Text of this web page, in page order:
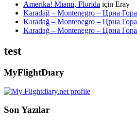
Amerika! Miami, Florida için Eray
Karadağ – Montenegro – Црна Гора
Karadağ – Montenegro – Црна Гора
Karadağ – Montenegro – Црна Гора
test
MyFlightDıary
Son Yazılar